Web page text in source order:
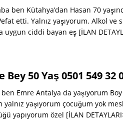
ben Kütahya’dan Hasan 70
etti. Yalnız yaşıyorum. Alkol ve
uygun ciddi bayan eş [İLAN
Bey 50 Yaş 0501 549 32
Emre Antalya da yaşıyorum
yalnız yaşıyorum çocuğum yok
yapıyorum özel [İLAN